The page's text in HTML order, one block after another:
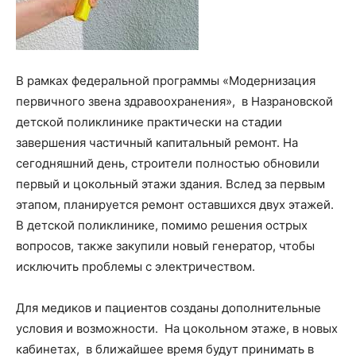
В рамках федеральной программы «Модернизация
первичного звена здравоохранения», в Назрановской
детской поликлинике практически на стадии
завершения частичный капитальный ремонт. На
сегодняшний день, строители полностью обновили
первый и цокольный этажи здания. Вслед за первым
этапом, планируется ремонт оставшихся двух этажей.
В детской поликлинике, помимо решения острых
вопросов, также закупили новый генератор, чтобы
исключить проблемы с электричеством.
Для медиков и пациентов созданы дополнительные
условия и возможности. На цокольном этаже, в новых
кабинетах, в ближайшее время будут принимать в